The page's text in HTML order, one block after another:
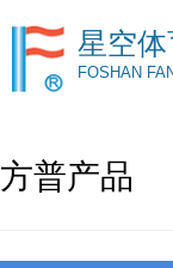
星空体
FOSHAN
方普产品